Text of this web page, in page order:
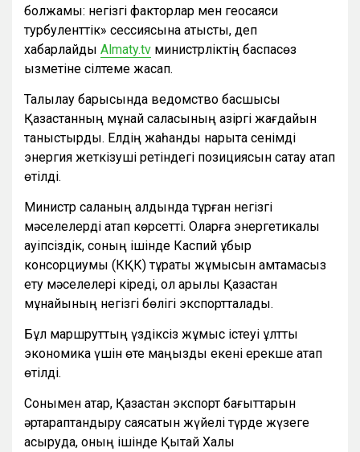
болжамы: негізгі факторлар мен геосаяси
турбуленттік» сессиясына қатысты, деп
хабарлайды Almaty.tv министрліктің баспасөз
қызметіне сілтеме жасап.
Талқылау барысында ведомство басшысы
Қазақстанның мұнай саласының қазіргі жағдайын
таныстырды. Елдің жаһандық нарықта сенімді
энергия жеткізуші ретіндегі позициясын сақтау атап
өтілді.
Министр саланың алдында тұрған негізгі
мәселелерді атап көрсетті. Оларға энергетикалық
қауіпсіздік, соның ішінде Каспий құбыр
консорциумы (КҚК) тұрақты жұмысын қамтамасыз
ету мәселелері кіреді, ол арқылы Қазақстан
мұнайының негізгі бөлігі экспортталады.
Бұл маршруттың үздіксіз жұмыс істеуі ұлттық
экономика үшін өте маңызды екені ерекше атап
өтілді.
Сонымен қатар, Қазақстан экспорт бағыттарын
әртараптандыру саясатын жүйелі түрде жүзеге
асыруда, оның ішінде Қытай Халық